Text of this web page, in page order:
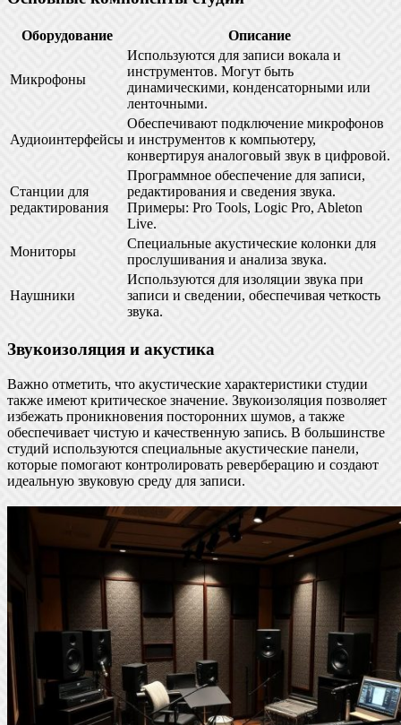
Оборудование Описание
Микрофоны
Используются для записи вокала и
инструментов. Могут быть
динамическими, конденсаторными или
ленточными.
Аудиоинтерфейсы
Обеспечивают подключение микрофонов
и инструментов к компьютеру,
конвертируя аналоговый звук в цифровой.
Станции для
редактирования
Программное обеспечение для записи,
редактирования и сведения звука.
Примеры: Pro Tools, Logic Pro, Ableton
Live.
Мониторы
Специальные акустические колонки для
прослушивания и анализа звука.
Наушники
Используются для изоляции звука при
записи и сведении, обеспечивая четкость
звука.
Звукоизоляция и акустика
Важно отметить, что акустические характеристики студии
также имеют критическое значение. Звукоизоляция позволяет
избежать проникновения посторонних шумов, а также
обеспечивает чистую и качественную запись. В большинстве
студий используются специальные акустические панели,
которые помогают контролировать реверберацию и создают
идеальную звуковую среду для записи.